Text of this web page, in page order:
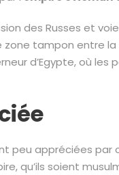
des Russes et
tampon entre la
d’Egypte, où les
peu appréciées par
qu’ils soient